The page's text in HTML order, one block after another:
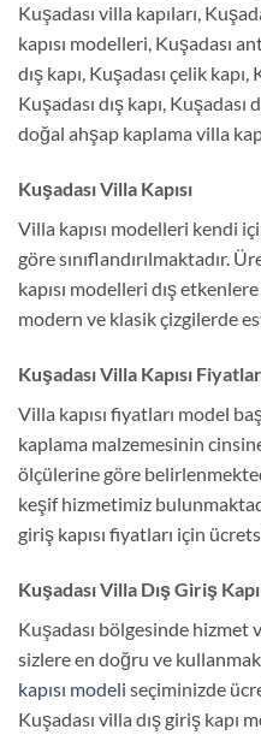
Kuşadası villa kapıları,
kapısı modelleri, Kuşadası
dış kapı, Kuşadası çelik
Kuşadası dış kapı, Kuşadası
doğal ahşap kaplama villa
Kuşadası Villa Kapısı
Villa kapısı modelleri kendi
göre sınıflandırılmaktadır.
kapısı modelleri dış etkenlere
modern ve klasik çizgilerde
Kuşadası Villa Kapısı
Villa kapısı fiyatları model
kaplama malzemesinin
ölçülerine göre
keşif hizmetimiz
giriş kapısı fiyatları için
Kuşadası Villa Dış Giriş
Kuşadası bölgesinde
sizlere en doğru ve
kapısı modeli seçiminizde
Kuşadası villa dış giriş kapı